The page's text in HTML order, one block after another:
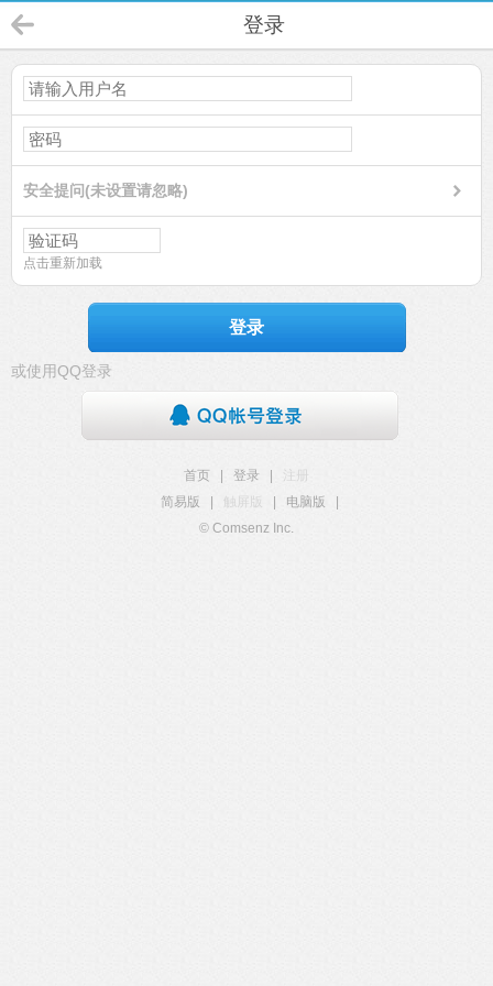
登录
安全提问(未设置请忽略)
点击重新加载
登录
或使用QQ登录
首页 登录
注册
简易版
触屏版 电脑版
© Comsenz Inc.